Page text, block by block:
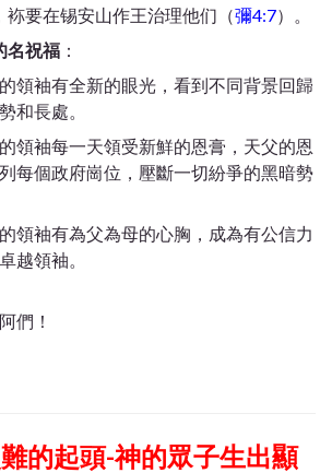
袮要在锡安山作王治理他们（彌4:7）。
名祝福 ：
領袖有全新的眼光，看到不同背景回歸
和長處。
領袖每一天領受新鮮的恩膏，天父的恩
每個政府崗位，壓斷一切紛爭的黑暗勢
領袖有為父為母的心胸，成為有公信力
越領袖。
們！
的起頭-神的眾子生出顯